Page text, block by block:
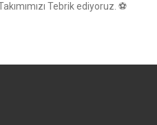
Tebrik ediyoruz. ⚽